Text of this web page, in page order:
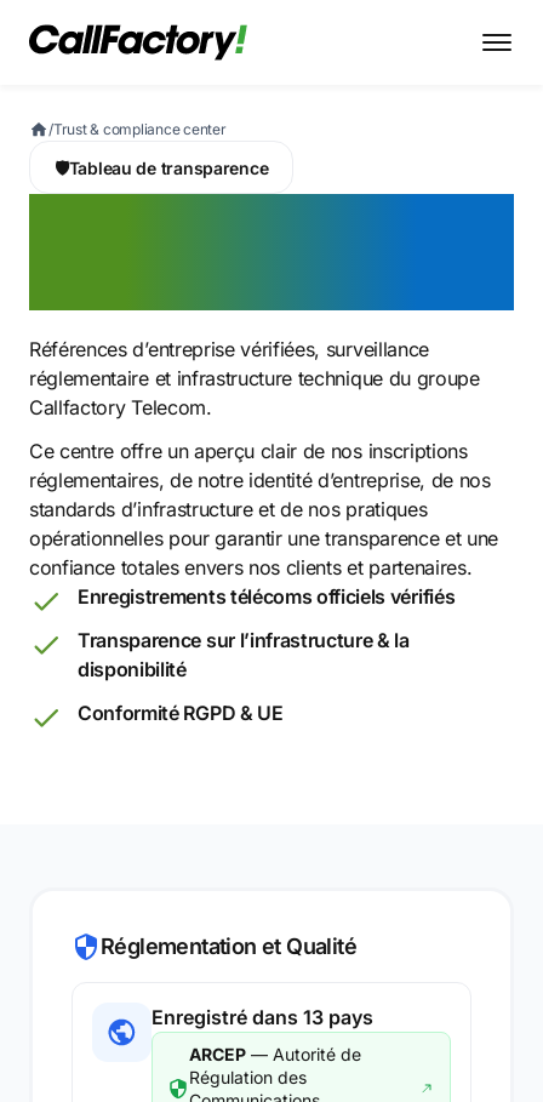
/Trust & compliance center
🛡Tableau de transparence
Références d’entreprise vérifiées, surveillance
réglementaire et infrastructure technique du groupe
Callfactory Telecom.
Ce centre offre un aperçu clair de nos inscriptions
réglementaires, de notre identité d’entreprise, de nos
standards d’infrastructure et de nos pratiques
opérationnelles pour garantir une transparence et une
confiance totales envers nos clients et partenaires.
Enregistrements télécoms officiels vérifiés
Transparence sur l’infrastructure & la
disponibilité
Conformité RGPD & UE
Réglementation et Qualité
Enregistré dans 13 pays
ARCEP — Autorité de
Régulation des